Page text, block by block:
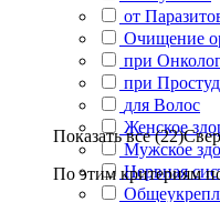
от
Очищение
при
при
для Волос
Женское
Мужское
Нервная
Показать все (22)
По этим критериям